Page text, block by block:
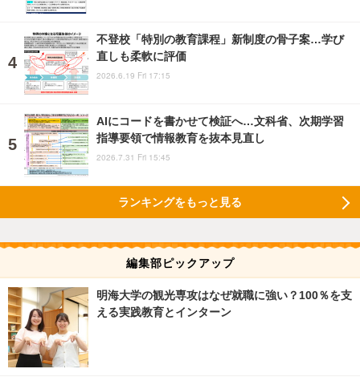
不登校「特別の教育課程」新制度の骨子案…学び
直しも柔軟に評価
2026.6.19 Fri 17:15
AIにコードを書かせて検証へ…文科省、次期学習
指導要領で情報教育を抜本見直し
2026.7.31 Fri 15:45
ランキングをもっと見る
編集部ピックアップ
明海大学の観光専攻はなぜ就職に強い？100％を支
える実践教育とインターン